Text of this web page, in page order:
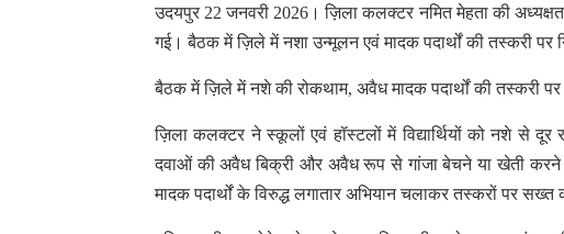
उदयपुर 22 जनवरी 2026। ज़िला कलक्टर नमित मेहता की
गई। बैठक में ज़िले में नशा उन्मूलन एवं मादक पदार्थों की तस्करी पर
बैठक में ज़िले में नशे की रोकथाम, अवैध मादक पदार्थों की तस्करी
ज़िला कलक्टर ने स्कूलों एवं हॉस्टलों में विद्यार्थियों को नशे से
दवाओं की अवैध बिक्री और अवैध रूप से गांजा बेचने या खेती करने
मादक पदार्थों के विरुद्ध लगातार अभियान चलाकर तस्करों पर सख्त